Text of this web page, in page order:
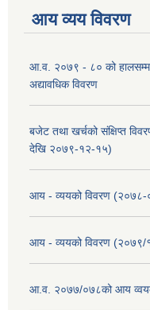
आय व्यय विवरण
आ.व. २०७९ - ८० को
अद्यावधिक विवरण
बजेट तथा खर्चको संक्षिप्त
देखि २०७९-१२-१५)
आय - व्ययको विवरण
आय - व्ययको विवरण (२०७९/
आ.व. २०७७/०७८को आय